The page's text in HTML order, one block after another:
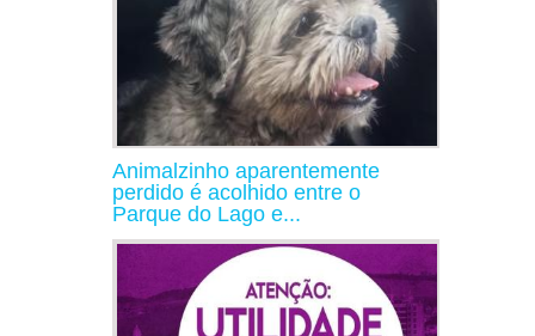
Animalzinho aparentemente
perdido é acolhido entre o
Parque do Lago e...